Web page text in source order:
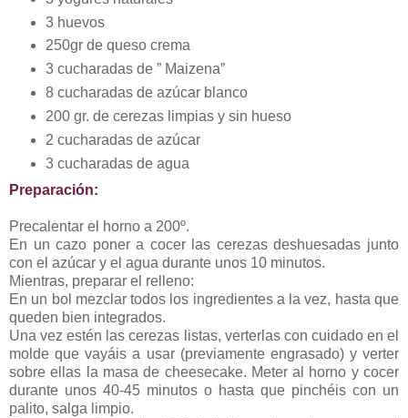
3 huevos
250gr de queso crema
3 cucharadas de ” Maizena”
8 cucharadas de azúcar blanco
200 gr. de cerezas limpias y sin hueso
2 cucharadas de azúcar
3 cucharadas de agua
Preparación:
Precalentar el horno a 200º.
En un cazo poner a cocer las cerezas deshuesadas junto
con el azúcar y el agua durante unos 10 minutos.
Mientras, preparar el relleno:
En un bol mezclar todos los ingredientes a la vez, hasta que
queden bien integrados.
Una vez estén las cerezas listas, verterlas con cuidado en el
molde que vayáis a usar (previamente engrasado) y verter
sobre ellas la masa de cheesecake. Meter al horno y cocer
durante unos 40-45 minutos o hasta que pinchéis con un
palito, salga limpio.